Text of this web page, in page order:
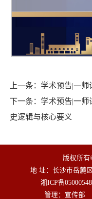
上一条： 学术预告|一师
下一条： 学术预告|一师
史逻辑与核心要义
版权所
地 址：长沙市岳麓
湘ICP备
管理：宣传部